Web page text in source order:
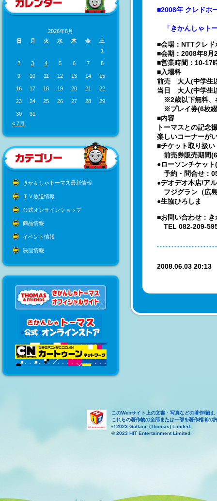
2026年8月
日
月 火 水 木 金
土
1
2 3 4 5 6 7 8
9 10 11 12 13 14 15
16 17 18 19 20 21 22
23 24 25 26 27 28 29
30
31
« 7月
きかんしゃトーマス最新情報
ＴＶ放送情報
公式オンラインショップ
商品情報
イベント情報
映画情報
■2008年 クレドホ
「きかんしゃト
■会場：NTTクレ
■会期：2008年8
■営業時間：10-17
■入場料
前売 大人(中学生
当日 大人(中学生
※2歳以下無料、
※プレイ券(6枚
■内容
トーマスとの記念
楽しいコーナーが
■チケット取り扱い
前売券販売期間
●ローソンチケッ
予約・問合せ：
●デオデオ本店/ア
フジグラン（広
●生協ひろしま
■お問い合わせ：
TEL 082-209-
2008.06.03
このWebサイト上の文書・写真などの著作権は
これらの著作物の全部または一部を著作権者の
© 2023 Gullane (Thomas) Limited.
© 2023 HIT Entertainment Limited.